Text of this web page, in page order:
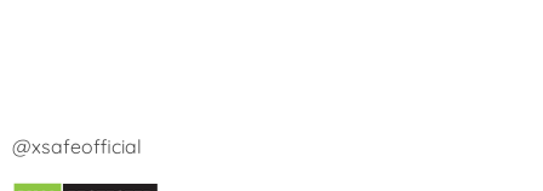
@xsafeofficial